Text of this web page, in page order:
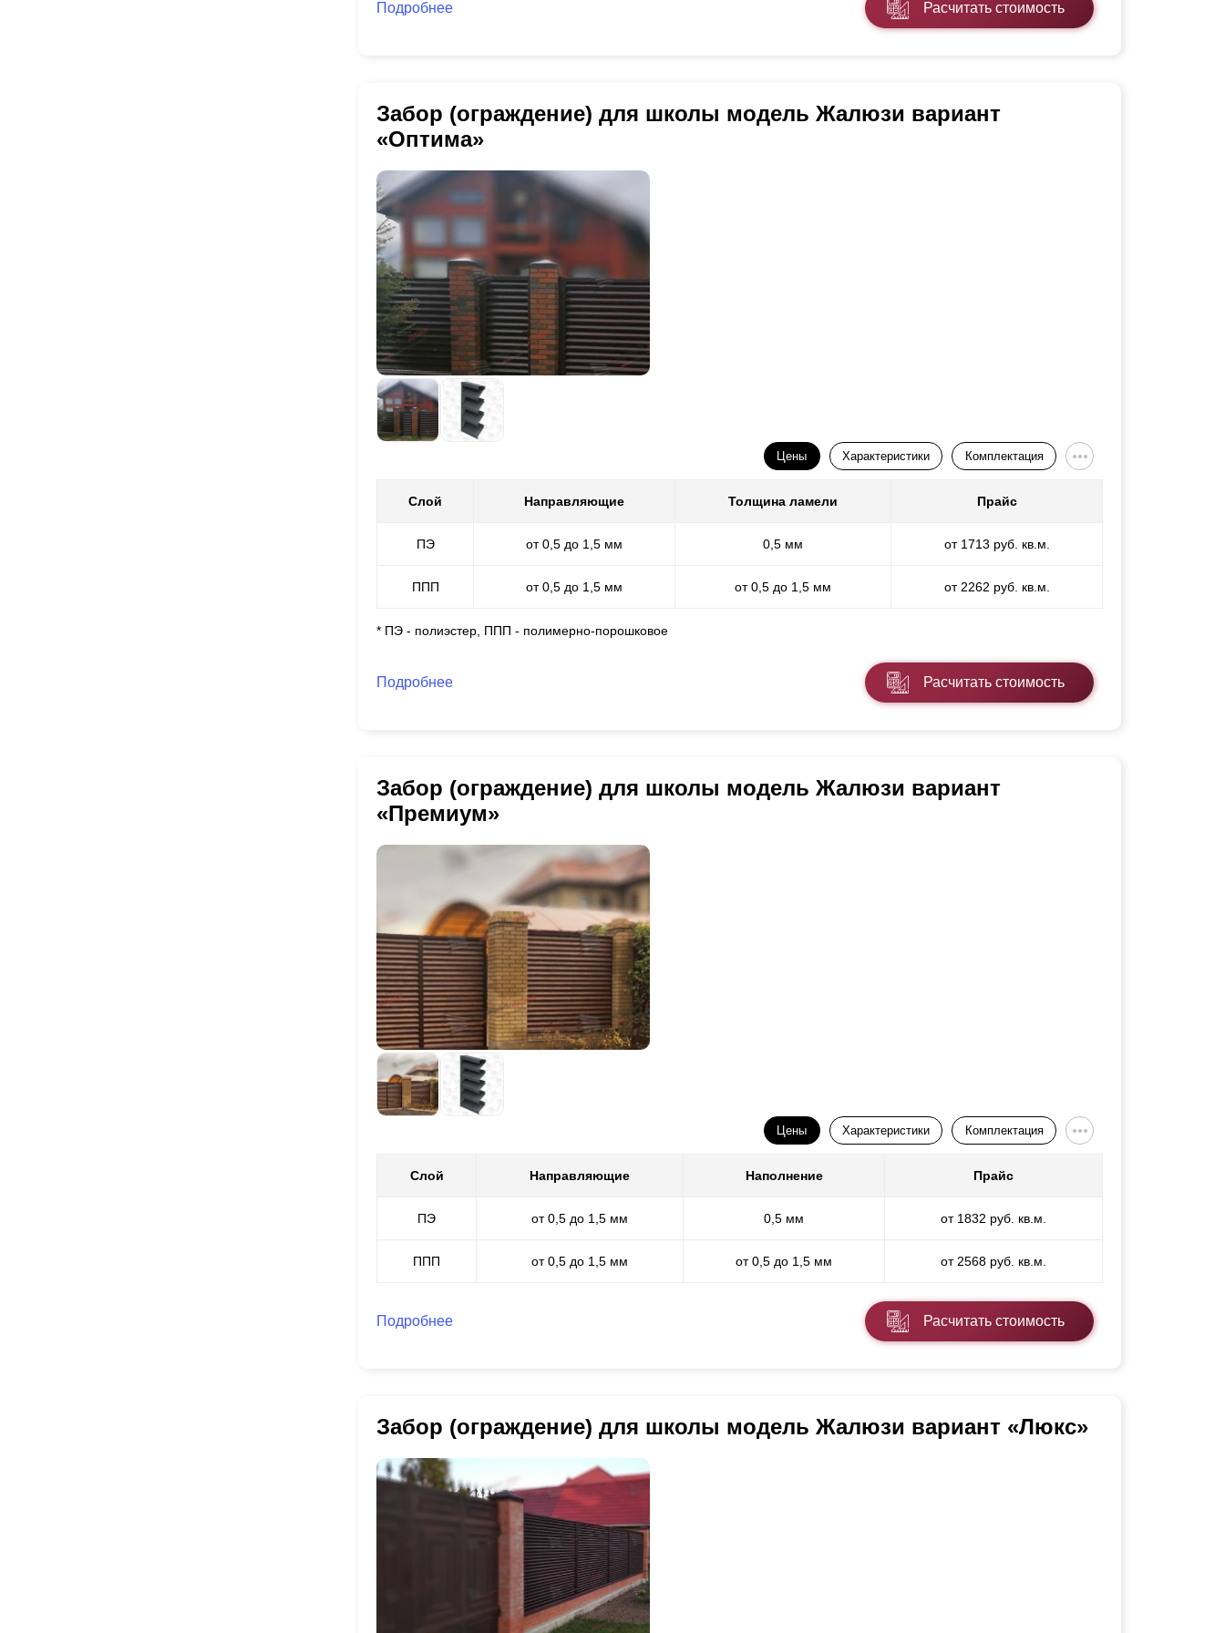
Подробнее Расчитать стоимость
Забор (ограждение) для школы модель Жалюзи вариант
«Оптима»
Цены Характеристики Комплектация
Слой Направляющие Толщина ламели Прайс
ПЭ от 0,5 до 1,5 мм 0,5 мм от 1713 руб. кв.м.
ППП от 0,5 до 1,5 мм от 0,5 до 1,5 мм от 2262 руб. кв.м.
* ПЭ - полиэстер, ППП - полимерно-порошковое
Подробнее Расчитать стоимость
Забор (ограждение) для школы модель Жалюзи вариант
«Премиум»
Цены Характеристики Комплектация
Слой Направляющие Наполнение Прайс
ПЭ от 0,5 до 1,5 мм 0,5 мм от 1832 руб. кв.м.
ППП от 0,5 до 1,5 мм от 0,5 до 1,5 мм от 2568 руб. кв.м.
Подробнее Расчитать стоимость
Забор (ограждение) для школы модель Жалюзи вариант «Люкс»